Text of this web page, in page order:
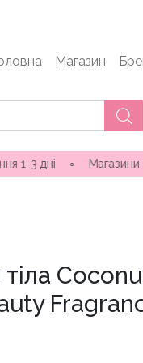
Магазин
∘ Магазини в Одесі: